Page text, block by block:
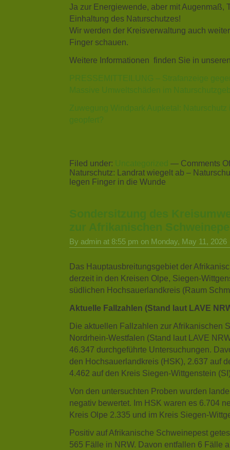
Ja zur Energiewende, aber mit Augenmaß,
Einhaltung des Naturschutzes!
Wir werden der Kreisverwaltung auch
Finger schauen.
Weitere Informationen finden Sie in
PRESSEMITTEILUNG – Strafanzeige
Massive Umweltschäden im
Zuwegung Windpark Aupketal:
geopfert?
Filed under: Uncategorized — Comments
Naturschutz: Landrat wiegelt ab –
legen Finger in die Wunde
Sondersitzung des
zur Afrikanischen
By admin at 8:55 pm on Monday, May 11, 2026
Das Hauptausbreitungsgebiet der
derzeit in den Kreisen Olpe, Siegen-
südlichen Hochsauerlandkreis (Raum
Aktuelle Fallzahlen (Stand laut LAVE
Die aktuellen Fallzahlen zur Afrikanischen
Nordrhein-Westfalen (Stand laut LAVE
46.347 durchgeführte Untersuchungen.
den Hochsauerlandkreis (HSK), 2.637 auf
4.462 auf den Kreis Siegen-Wittgenstein
Von den untersuchten Proben wurden
negativ bewertet. Im HSK waren es 6.704
Kreis Olpe 2.335 und im Kreis Siegen-
Positiv auf Afrikanische Schweinepest
565 Fälle in NRW. Davon entfallen 6 Fälle